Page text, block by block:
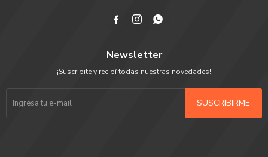
  
Newsletter
¡Suscribite y recibí todas nuestras novedades!
SUSCRIBIRME